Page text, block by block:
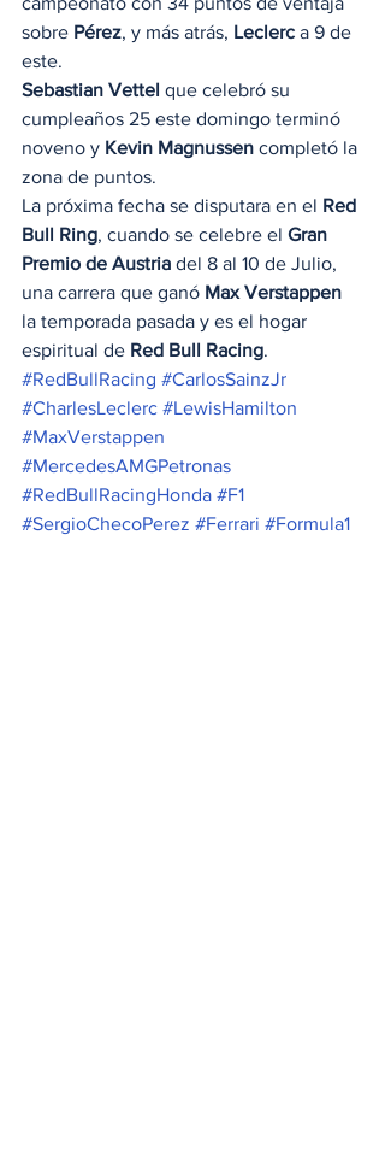
sobre Pérez, y más atrás, Leclerc a 9 de
este.
Sebastian Vettel que celebró su
cumpleaños 25 este domingo terminó
noveno y Kevin Magnussen completó la
zona de puntos.
La próxima fecha se disputara en el Red
Bull Ring, cuando se celebre el Gran
Premio de Austria del 8 al 10 de Julio,
una carrera que ganó Max Verstappen
la temporada pasada y es el hogar
espiritual de Red Bull Racing.
#RedBullRacing #CarlosSainzJr
#CharlesLeclerc #LewisHamilton
#MaxVerstappen
#MercedesAMGPetronas
#RedBullRacingHonda #F1
#SergioChecoPerez #Ferrari #Formula1